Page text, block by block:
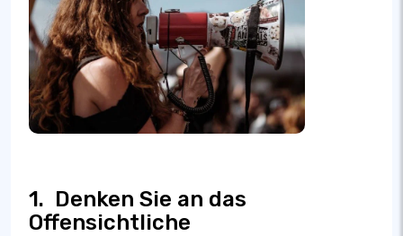
1. Denken Sie an das
Offensichtliche